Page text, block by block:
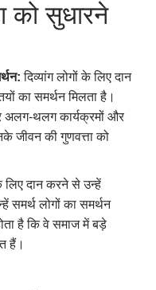
को सुधारने
दिव्यांग लोगों के लिए दान
का समर्थन मिलता है।
थलग कार्यक्रमों और
जीवन की गुणवत्ता को
लिए दान करने से उन्हें
समर्थ लोगों का समर्थन
है कि वे समाज में बड़े
हैं।